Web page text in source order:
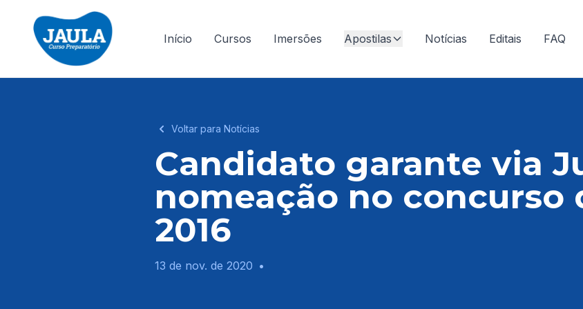
Início Cursos Imersões Apostilas Notícias Editais FAQ
Voltar para Notícias
Candidato garante via
nomeação no concurso
2016
13 de nov. de 2020 •